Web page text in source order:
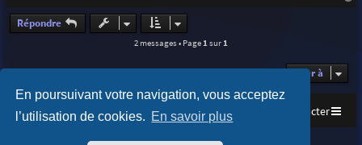
En poursuivant votre navigation, vous acceptez
l’utilisation de cookies. En savoir plus
Répondre
2 messages • Page1sur1
Aller à
Accueil Index du forum Nous contacter
Purplexion style byIan Bradley